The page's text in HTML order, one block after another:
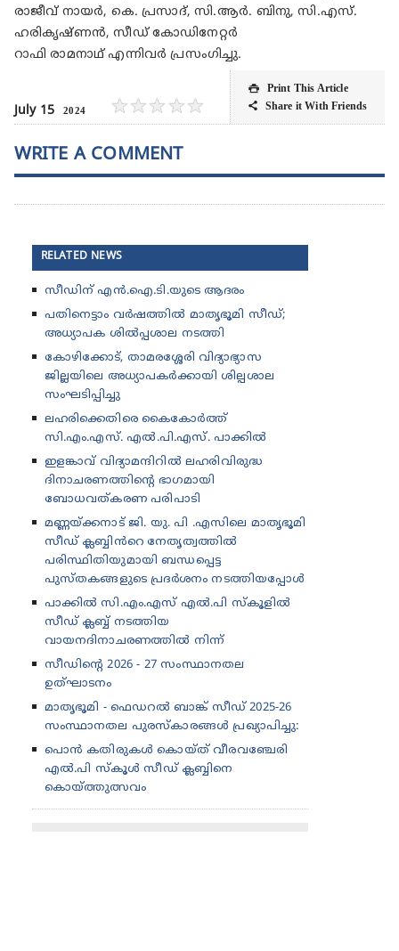
രാജീവ് നായർ, കെ. പ്രസാദ്, സി.ആർ. ബിനു, സി.എസ്.
ഹരികൃഷ്ണൻ, സീഡ് കോഡിനേറ്റർ
റാഫി രാമനാഥ് എന്നിവർ പ്രസംഗിച്ചു.
July 15 2024
 Print This Article
 Share it With Friends
★★★ ★★
WRITE A COMMENT
RELATED NEWS
സീഡിന് എൻ.ഐ.ടി.യുടെ ആദരം
പതിനെട്ടാം വർഷത്തിൽ മാതൃഭൂമി സീഡ്;
അധ്യാപക ശിൽപ്പശാല നടത്തി
കോഴിക്കോട്, താമരശ്ശേരി വിദ്യാഭ്യാസ
ജില്ലയിലെ അധ്യാപകർക്കായി ശില്പശാല
സംഘടിപ്പിച്ചു
ലഹരിക്കെതിരെ കൈകോർത്ത്
സി.എം.എസ്. എൽ.പി.എസ്. പാക്കിൽ
ഇളങ്കാവ് വിദ്യാമന്ദിറിൽ ലഹരിവിരുദ്ധ
ദിനാചരണത്തിന്റെ ഭാഗമായി
ബോധവത്കരണ പരിപാടി
മണ്ണയ്ക്കനാട് ജി. യു. പി .എസിലെ മാതൃഭൂമി
സീഡ് ക്ലബ്ബിൻറെ നേതൃത്വത്തിൽ
പരിസ്ഥിതിയുമായി ബന്ധപ്പെട്ട
പുസ്തകങ്ങളുടെ പ്രദർശനം നടത്തിയപ്പോൾ
പാക്കിൽ സി.എം.എസ് എൽ.പി സ്കൂളിൽ
സീഡ് ക്ലബ്ബ് നടത്തിയ
വായനദിനാചരണത്തിൽ നിന്ന്
സീഡിന്റെ 2026 - 27 സംസ്ഥാനതല
ഉത്‌ഘാടനം
മാതൃഭൂമി - ഫെഡറൽ ബാങ്ക് സീഡ് 2025-26
സംസ്ഥാനതല പുരസ്കാരങ്ങൾ പ്രഖ്യാപിച്ചു:
പൊൻ കതിരുകൾ കൊയ്ത് വീരവഞ്ചേരി
എൽ.പി സ്കൂൾ സീഡ് ക്ലബ്ബിനെ
കൊയ്ത്തുത്സവം